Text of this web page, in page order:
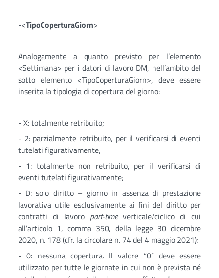
-<TipoCoperturaGiorn>
Analogamente a quanto previsto per l’elemento
<Settimana> per i datori di lavoro DM, nell’ambito del
sotto elemento <TipoCoperturaGiorn>, deve essere
inserita la tipologia di copertura del giorno:
- X: totalmente retribuito;
- 2: parzialmente retribuito, per il verificarsi di eventi
tutelati figurativamente;
- 1: totalmente non retribuito, per il verificarsi di
eventi tutelati figurativamente;
- D: solo diritto – giorno in assenza di prestazione
lavorativa utile esclusivamente ai fini del diritto per
contratti di lavoro part-timeverticale/ciclico di cui
all’articolo 1, comma 350, della legge 30 dicembre
2020, n. 178 (cfr. la circolare n. 74 del 4 maggio 2021);
- 0: nessuna copertura. Il valore “0” deve essere
utilizzato per tutte le giornate in cui non è prevista né